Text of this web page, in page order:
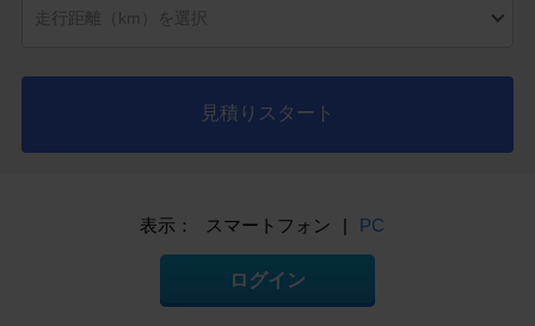
見積りスタート
表示： スマートフォン | PC
ログイン